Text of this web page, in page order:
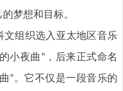
梦想和目标。
文组织选入亚太地区音乐
小夜曲”，后来正式命名
”。它不仅是一段音乐的